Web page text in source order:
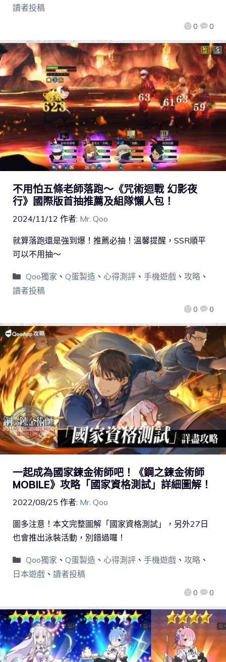
0 0
讀者投稿
不用怕五條老師落跑～《咒術迴戰 幻影夜
行》國際版首抽推薦及組隊懶人包！
2024/11/12 作者: Mr. Qoo
0 0
就算落跑還是強到爆！推薦必抽！溫馨提醒，SSR順平
可以不用抽～
Qoo獨家 、 Q蛋製造 、 心得測評、 手機遊戲、 攻略、
讀者投稿
一起成為國家鍊金術師吧！《鋼之鍊金術師
MOBILE》攻略「國家資格測試」詳細圖解！
2022/08/25 作者: Mr. Qoo
0 0
圖多注意！本文完整圖解「國家資格測試」，另外27日
也會推出泳裝活動，別錯過囉！
Qoo獨家 、 Q蛋製造 、 心得測評、 手機遊戲、 攻略、
日本遊戲 、 讀者投稿